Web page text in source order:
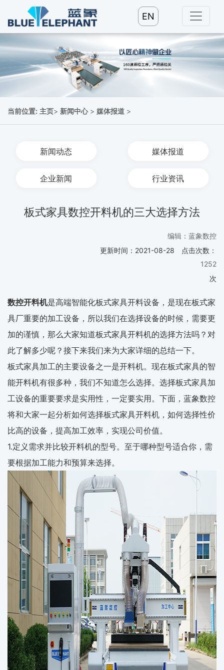
EN
当前位置: 主页> 新闻中心> 媒体报道 >
新闻动态 媒体报道
企业新闻 行业资讯
板式家具数控开料机的三大选择方法
编辑：蓝象数控
更新时间： 2021-08-28
点击次数：
1252
次
数控开料机是高端智能化板式家具开料设备，是现在板式家
具厂重要的加工设备，所以我们在选择设备的时候，需要更
加的谨慎，那么大家知道板式家具开料机的选择方法吗？对
此了解多少呢？接下来我们来为大家详细的总结一下。
板式家具加工的主要设备之一是开料机。现在板式家具的智
能开料机有很多种，我们不知道怎么选择。选择板式家具加
工设备的重要要求是实用性，一定要实用。下面，蓝象数控
将和大家一起分析如何选择板式家具开料机，如何选择性价
比高的设备，提高加工效率，实现公司价值。
1.定义需求并比较开料机的型号。至于哪种型号适合你，需
要根据加工能力和预算来选择。